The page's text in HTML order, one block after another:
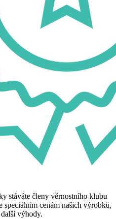
stáváte členy věrnostního klubu
cenám našich výrobků,
výhody.